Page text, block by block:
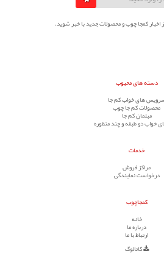
اخبار کمجا چوب و محصولات جدید با خبر شوید.
دسته های محبوب
های خواب کم جا
محصولات کم جا چوب
مبلمان کم جا
خواب دو طبقه و چند منظوره
خدمات
مراکز فروش
درخواست نمایندگی
کمجاچوب
خانه
درباره ما
ارتباط با ما
کاتالوگ